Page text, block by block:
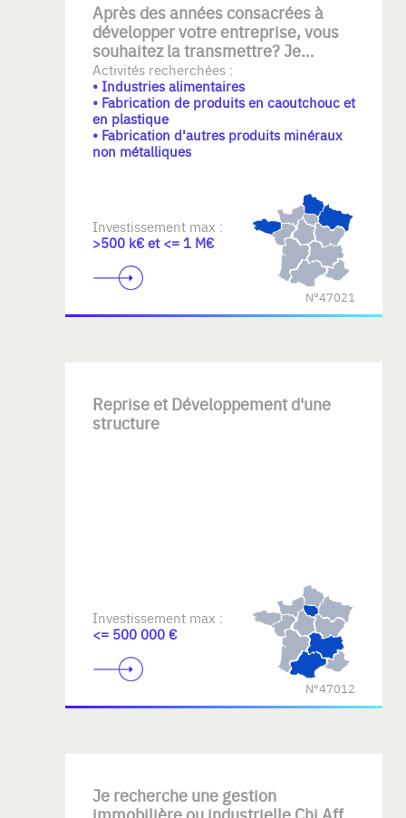
Après des années consacrées à
développer votre entreprise, vous
souhaitez la transmettre? Je
recherche une entreprise dans les
secteurs du matériel médical, de
l’alimentaire ou dans un secteur de
niche à fort savoir-faire, à
reprendre seul ou en couple. Mon
ambition est de faire perdurer une
valeurs et le travail accompli, tout
en accompagnant sereinement la
transmission dans le cadre d’un
départ à la retraite.
Activités recherchées :
• Industries alimentaires
• Fabrication de produits en caoutchouc et
en plastique
• Fabrication d'autres produits minéraux
non métalliques
Investissement max :
>500 k€ et <= 1 M€
N°47021
Reprise et Développement d'une
structure
Investissement max :
<= 500 000 €
N°47012
Je recherche une gestion